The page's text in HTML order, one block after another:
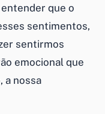
que o
sentimentos,
sentirmos
emocional que
a nossa